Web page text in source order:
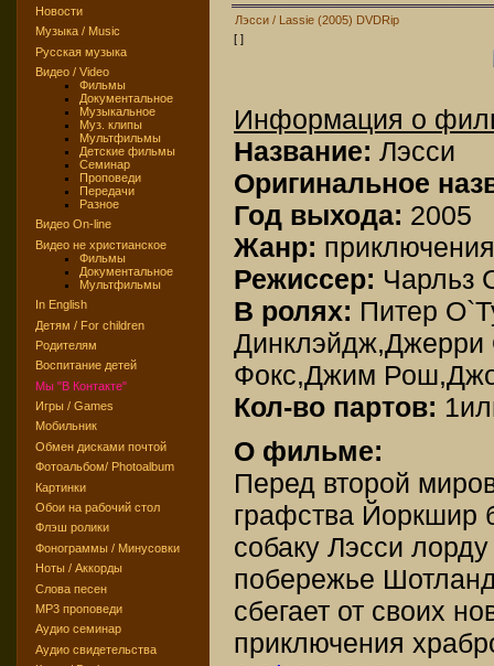
Новости
Музыка / Music
Русская музыка
Видео / Video
Фильмы
Документальное
Музыкальное
Муз. клипы
Мультфильмы
Детские фильмы
Семинар
Проповеди
Передачи
Разное
Видео On-line
Видео не христианское
Фильмы
Документальное
Мультфильмы
In English
Детям / For children
Родителям
Воспитание детей
Мы "В Контакте"
Игры / Games
Мобильник
Обмен дисками почтой
Фотоальбом/ Photoalbum
Картинки
Обои на рабочий стол
Флэш ролики
Фонограммы / Минусовки
Ноты / Аккорды
Слова песен
MP3 проповеди
Аудио семинар
Аудио свидетельства
Лэсси / Lassie (2005) DVDRip
[ ]
Информация о
Название: Лэсси
Оригинальное
Год выхода: 2005
Жанр:
Режиссер: Чарльз
В ролях: Питер
Динклэйдж,Джерри
Фокс,Джим
Кол-во партов:
О фильме:
Перед второй
графства Йоркшир
собаку Лэсси
побережье
сбегает от своих
приключения